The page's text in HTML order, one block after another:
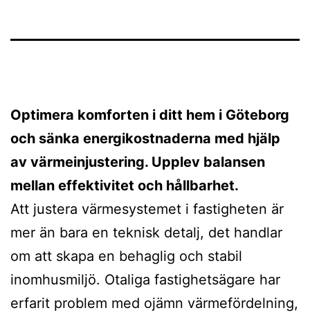
Optimera komforten i ditt hem i Göteborg
och sänka energikostnaderna med hjälp
av värmeinjustering. Upplev balansen
mellan effektivitet och hållbarhet.
Att justera värmesystemet i fastigheten är
mer än bara en teknisk detalj, det handlar
om att skapa en behaglig och stabil
inomhusmiljö. Otaliga fastighetsägare har
erfarit problem med ojämn värmefördelning,